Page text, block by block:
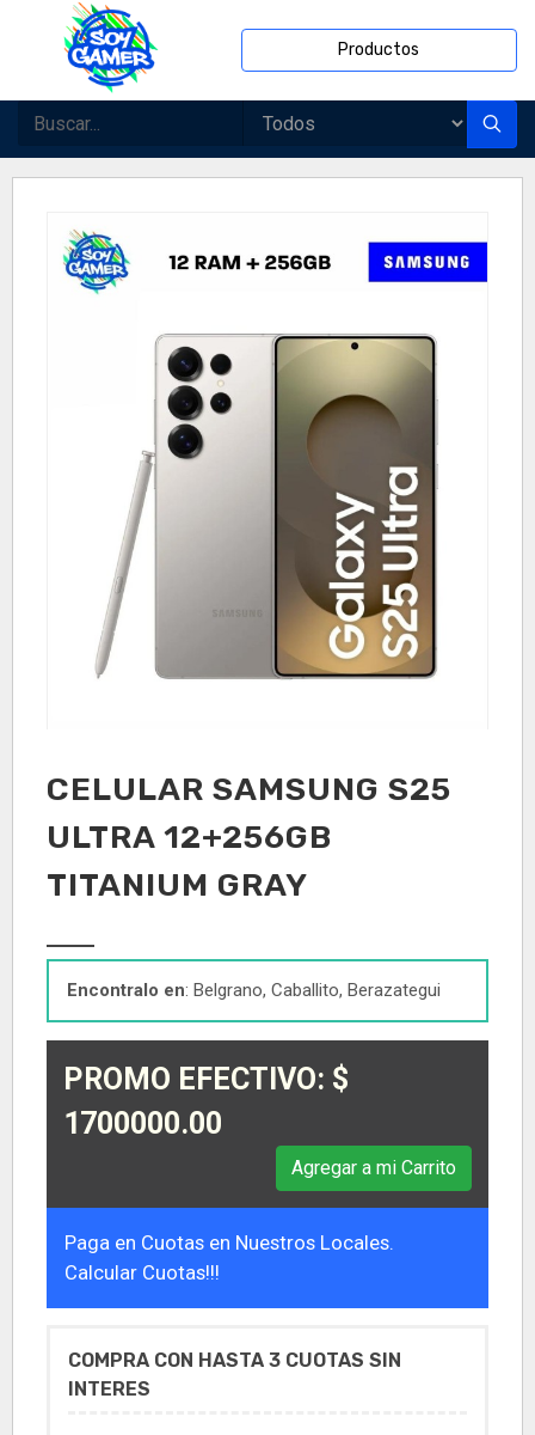
Productos
CELULAR SAMSUNG S25
ULTRA 12+256GB
TITANIUM GRAY
Encontralo en: Belgrano, Caballito, Berazategui
PROMO EFECTIVO: $
1700000.00
Agregar a mi Carrito
Paga en Cuotas en Nuestros Locales.
Calcular Cuotas!!!
COMPRA CON HASTA 3 CUOTAS SIN
INTERES